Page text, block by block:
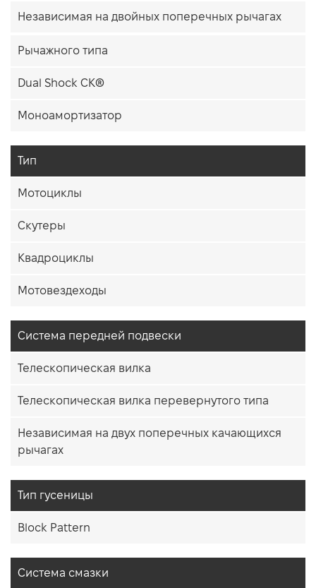
Независимая на двойных поперечных рычагах
Рычажного типа
Dual Shock CK®
Моноамортизатор
Тип
Мотоциклы
Скутеры
Квадроциклы
Мотовездеходы
Система передней подвески
Телескопическая вилка
Телескопическая вилка перевернутого типа
Независимая на двух поперечных качающихся
рычагах
Тип гусеницы
Block Pattern
Система смазки